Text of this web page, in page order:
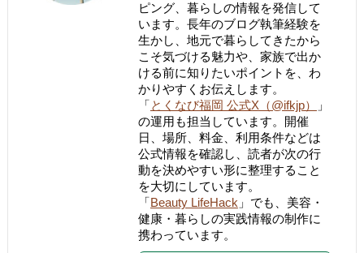
ピング、暮らしの情報を発信して
います。長年のブログ執筆経験を
生かし、地元で暮らしてきたから
こそ気づける魅力や、家族で出か
ける前に知りたいポイントを、わ
かりやすくお伝えします。
「とくなび福岡 公式X（@ifkjp）
」
の運用も担当しています。開催
日、場所、料金、利用条件などは
公式情報を確認し、読者が次の行
動を決めやすい形に整理すること
を大切にしています。
「Beauty LifeHack 」でも、美容・
健康・暮らしの実践情報の制作に
携わっています。